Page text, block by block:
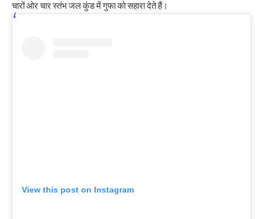
चारों ओर चार स्तंभ जल कुंड में गुफा को सहारा देते हैं।
View this post on Instagram